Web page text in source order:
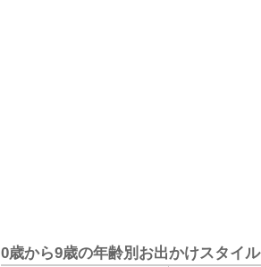
0歳から9歳の年齢別お出かけスタイル